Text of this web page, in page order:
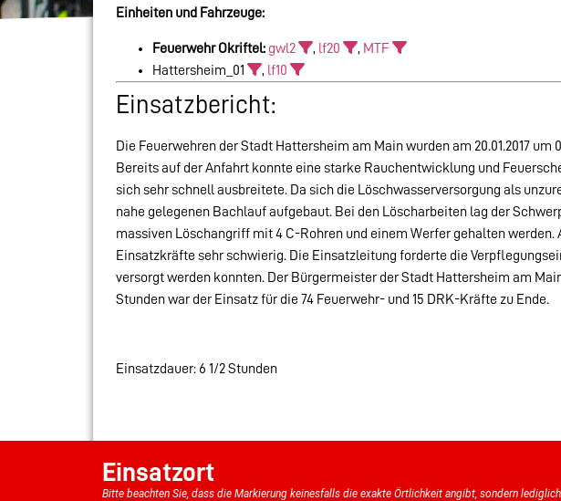
Einheiten und Fahrzeuge:
Feuerwehr Okriftel: gwl2 , lf20 , MTF
Hattersheim_01
, lf10
Einsatzbericht:
Die Feuerwehren der Stadt Hattersheim am Main wurden am 20.01.2017
Bereits auf der Anfahrt konnte eine starke Rauchentwicklung und
sich sehr schnell ausbreitete. Da sich die Löschwasserversorgung als
nahe gelegenen Bachlauf aufgebaut. Bei den Löscharbeiten lag der
massiven Löschangriff mit 4 C-Rohren und einem Werfer gehalten
Einsatzkräfte sehr schwierig. Die Einsatzleitung forderte die
versorgt werden konnten. Der Bürgermeister der Stadt Hattersheim am
Stunden war der Einsatz für die 74 Feuerwehr- und 15 DRK-Kräfte zu Ende.
Einsatzdauer: 6 1/2 Stunden
Einsatzort
Bitte beachten Sie, dass die Markierung keinesfalls die exakte Örtlichkeit angibt, sondern